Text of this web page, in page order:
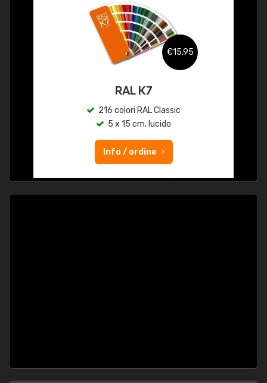
€15,95
RAL K7
216 colori RAL Classic
5 x 15 cm, lucido
Info / ordine